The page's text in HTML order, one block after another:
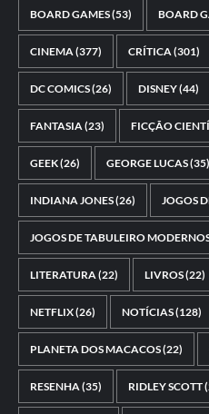
BOARD GAMES(53) BOARD
CINEMA(377) CRÍTICA(301)
DC COMICS(26) DISNEY(44)
FANTASIA(23) FICÇÃO
GEEK(26) GEORGE LUCAS(35)
INDIANA JONES(26) JOGOS
JOGOS DE TABULEIRO
LITERATURA(22) LIVROS(22)
NETFLIX(26) NOTÍCIAS(128)
PLANETA DOS MACACOS(22)
RESENHA(35) RIDLEY SCOTT